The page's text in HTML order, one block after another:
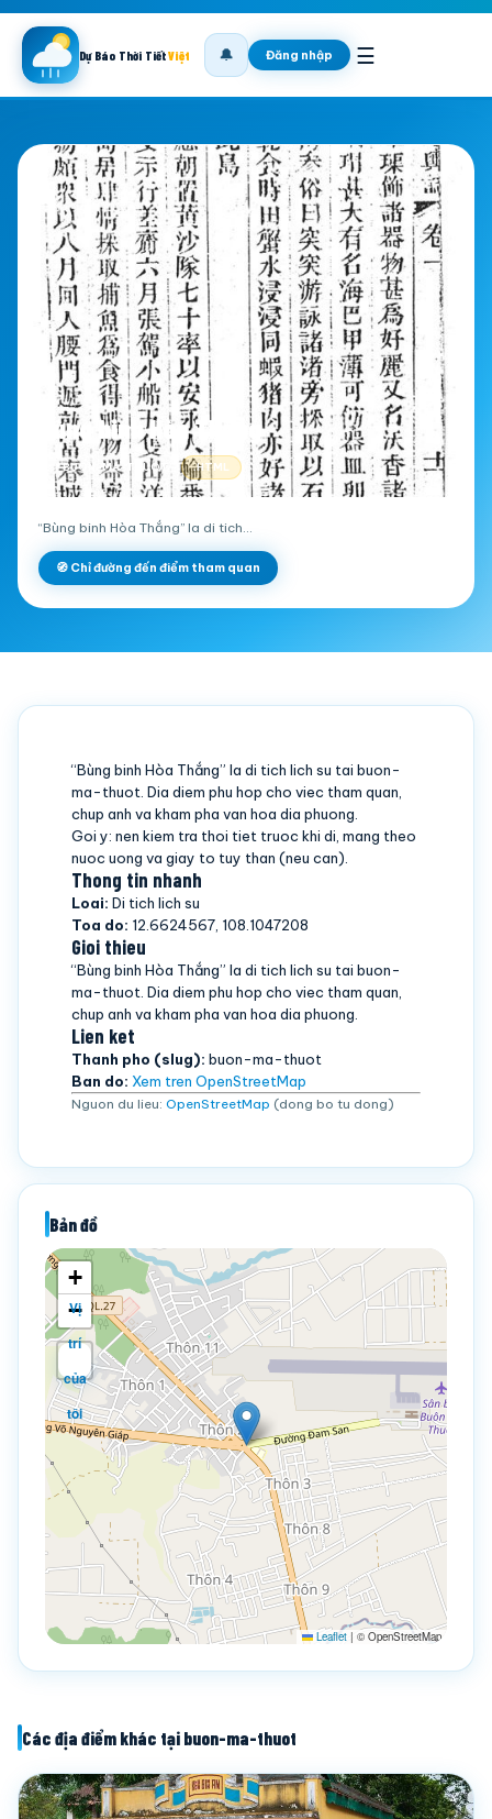
Dự Báo Thời TiếtViệt 🔔 Đăng nhập ☰
Bùng binh Hòa Thắng
📍 BUON-MA-THUOT .HTML
“Bùng binh Hòa Thắng” la di tich…
🧭 Chỉ đường đến điểm tham quan
“Bùng binh Hòa Thắng” la di tich lich su tai buon-
ma-thuot. Dia diem phu hop cho viec tham quan,
chup anh va kham pha van hoa dia phuong.
Goi y: nen kiem tra thoi tiet truoc khi di, mang theo
nuoc uong va giay to tuy than (neu can).
Thong tin nhanh
Loai: Di tich lich su
Toa do: 12.6624567, 108.1047208
Gioi thieu
“Bùng binh Hòa Thắng” la di tich lich su tai buon-
ma-thuot. Dia diem phu hop cho viec tham quan,
chup anh va kham pha van hoa dia phuong.
Lien ket
Thanh pho (slug): buon-ma-thuot
Ban do: Xem tren OpenStreetMap
Nguon du lieu: OpenStreetMap (dong bo tu dong)
Bản đồ
+
−
Vị
trí
của
tôi
Leaflet | © OpenStreetMap
Các địa điểm khác tại buon-ma-thuot